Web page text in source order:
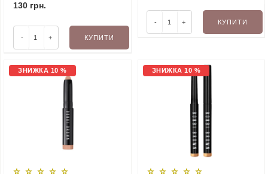
130 грн.
- + КУПИТИ
- + КУПИТИ
ЗНИЖКА 10 % ЗНИЖКА 10 %